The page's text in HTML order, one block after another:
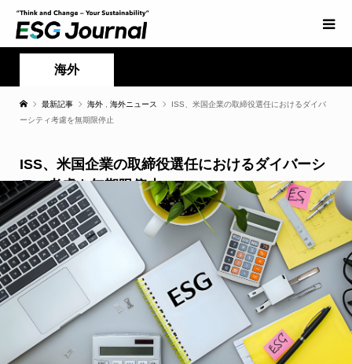
海外
最新記事 海外 海外ニュース
ISS、米国企業の取締役選任におけるダイバ
ーシティ考慮を無期限停止
ISS、米国企業の取締役選任におけるダイバーシ
ティ考慮を無期限停止